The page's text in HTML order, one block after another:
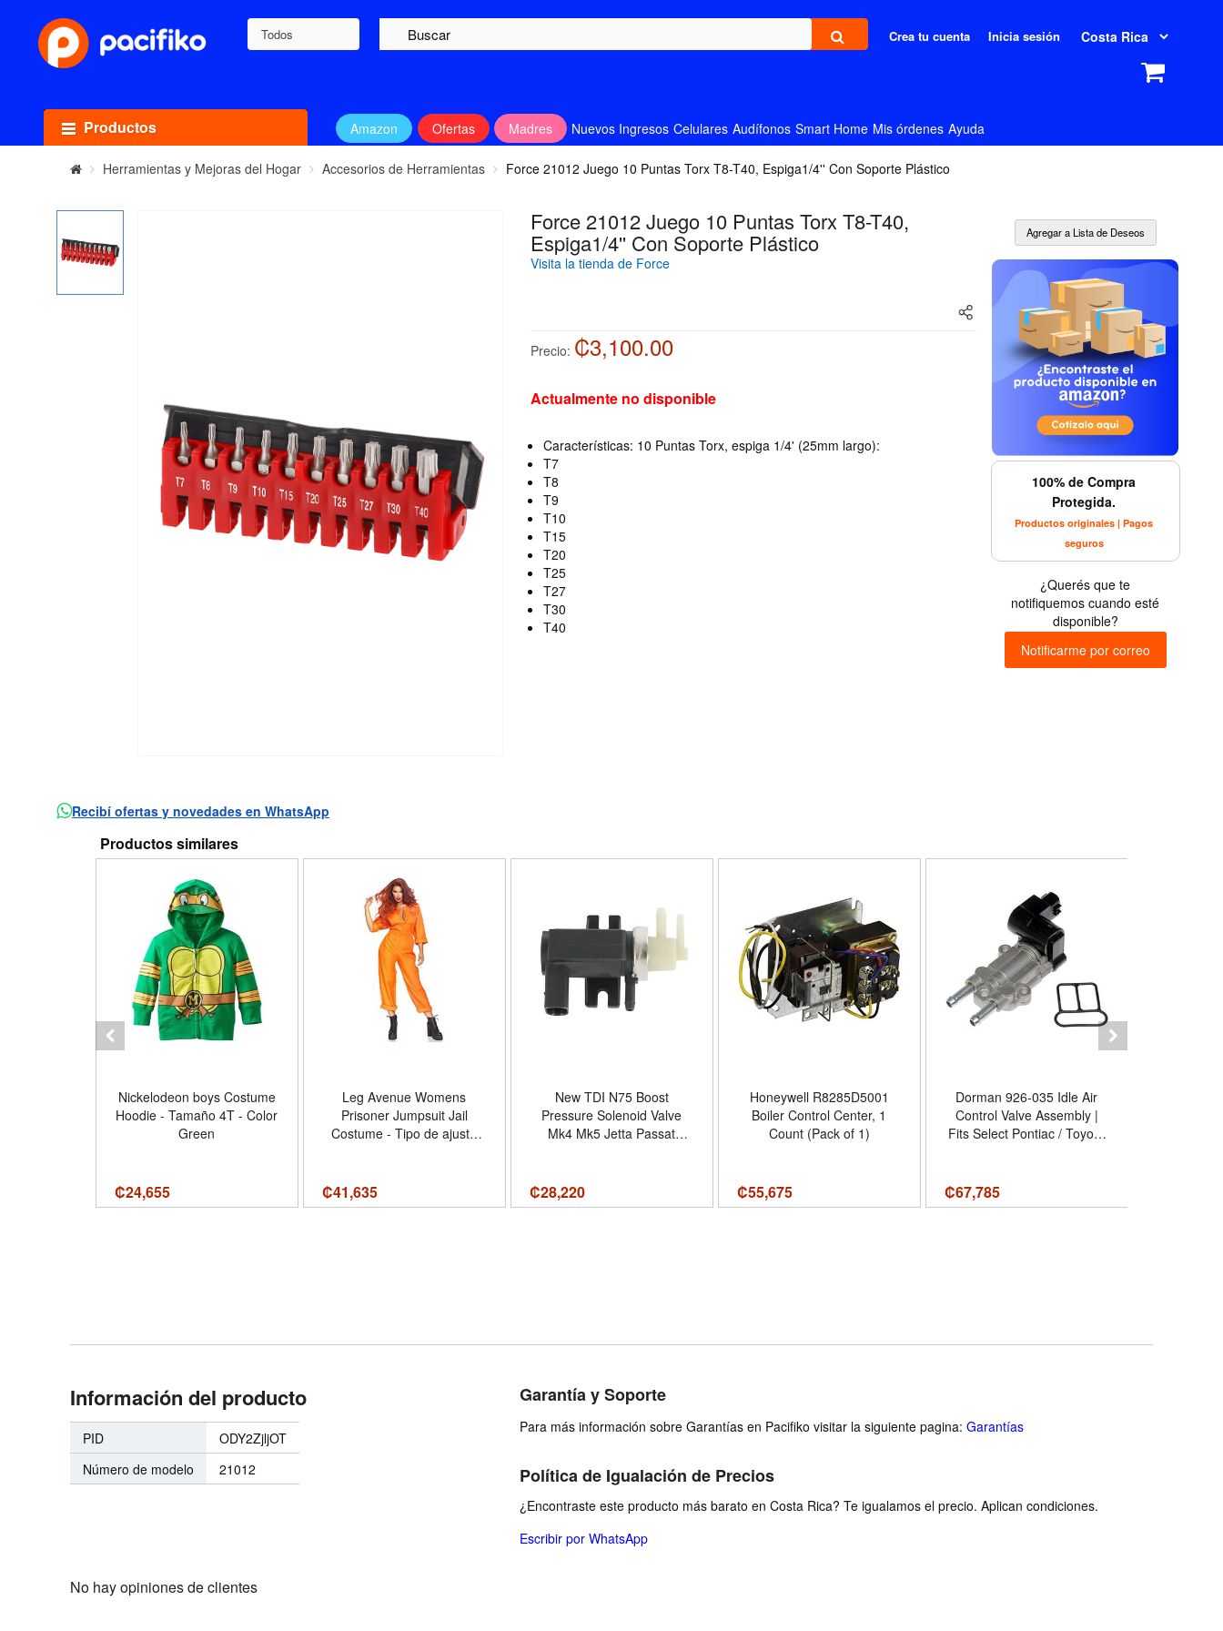
Todos Crea tu cuenta Inicia sesión
Productos Amazon Ofertas Madres Nuevos Ingresos Celulares Audífonos Smart Home Mis órdenes Ayuda
Herramientas y Mejoras del Hogar Accesorios de Herramientas Force 21012 Juego 10 Puntas Torx T8-T40, Espiga1/4'' Con Soporte Plástico
Force 21012 Juego 10 Puntas Torx T8-T40,
Espiga1/4'' Con Soporte Plástico
Visita la tienda de Force
Precio: ₡3,100.00
Actualmente no disponible
Características: 10 Puntas Torx, espiga 1/4' (25mm largo):
T7
T8
T9
T10
T15
T20
T25
T27
T30
T40
100% de Compra
Protegida.
Productos originales | Pagos
seguros
¿Querés que te
notifiquemos cuando esté
disponible?
Notificarme por correo
Recibí ofertas y novedades en WhatsApp
Productos similares
Nickelodeon boys Costume
Hoodie - Tamaño 4T - Color
Green
₡24,655
Leg Avenue Womens
Prisoner Jumpsuit Jail
Costume - Tipo de ajuste
₡41,635
New TDI N75 Boost
Pressure Solenoid Valve
Mk4 Mk5 Jetta Passat
₡28,220
Honeywell R8285D5001
Boiler Control Center, 1
Count (Pack of 1)
₡55,675
Dorman 926-035 Idle Air
Control Valve Assembly |
Fits Select Pontiac / Toyota
₡67,785
Información del producto
PID
ODY2ZjljOT
Número de modelo
21012
Garantía y Soporte
Para más información sobre Garantías en Pacifiko visitar la siguiente pagina: Garantías
Política de Igualación de Precios
¿Encontraste este producto más barato en Costa Rica? Te igualamos el precio. Aplican condiciones.
Escribir por WhatsApp
No hay opiniones de clientes